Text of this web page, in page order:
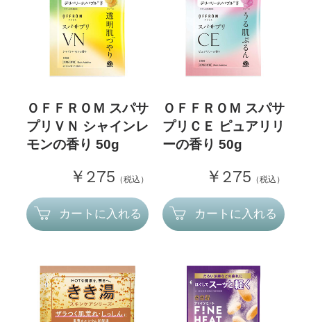
ＯＦＦＲＯＭ スパサ
プリＶＮ シャインレ
モンの香り 50g
￥275 （税込）
カートに入れる
ＯＦＦＲＯＭ スパサ
プリＣＥ ピュアリリ
ーの香り 50g
￥275 （税込）
カートに入れる